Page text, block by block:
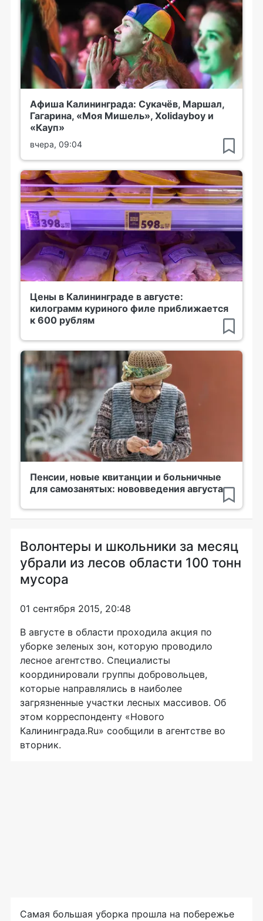
Афиша Калининграда: Сукачёв, Маршал,
Гагарина, «Моя Мишель», Xolidayboy и
«Кауп»
вчера, 09:04
Цены в Калининграде в августе:
килограмм куриного филе приближается
к 600 рублям
Пенсии, новые квитанции и больничные
для самозанятых: нововведения августа
Волонтеры и школьники за месяц
убрали из лесов области 100 тонн
мусора
01 сентября 2015, 20:48
В августе в области проходила акция по
уборке зеленых зон, которую проводило
лесное агентство. Специалисты
координировали группы добровольцев,
которые направлялись в наиболее
загрязненные участки лесных массивов. Об
этом корреспонденту «Нового
Калининграда.Ru» сообщили в агентстве во
вторник.
Самая большая уборка прошла на побережье